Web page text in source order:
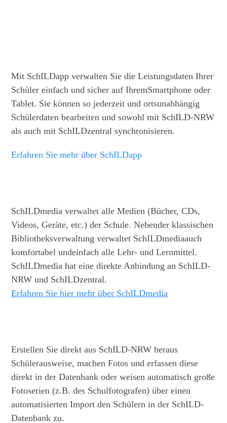
Mit SchILDapp verwalten Sie die Leistungsdaten Ihrer
Schüler einfach und sicher auf IhremSmartphone oder
Tablet. Sie können so jederzeit und ortsunabhängig
Schülerdaten bearbeiten und sowohl mit SchILD-NRW
als auch mit SchILDzentral synchronisieren.
Erfahren Sie mehr über SchILDapp
SchILDmedia verwaltet alle Medien (Bücher, CDs,
Videos, Geräte, etc.) der Schule. Nebender klassischen
Bibliotheksverwaltung verwaltet SchILDmediaauch
komfortabel undeinfach alle Lehr- und Lernmittel.
SchILDmedia hat eine direkte Anbindung an SchILD-
NRW und SchILDzentral.
Erfahren Sie hier mehr über SchILDmedia
Erstellen Sie direkt aus SchILD-NRW heraus
Schülerausweise, machen Fotos und erfassen diese
direkt in der Datenbank oder weisen automatisch große
Fotoserien (z.B. des Schulfotografen) über einen
automatisierten Import den Schülern in der SchILD-
Datenbank zu.